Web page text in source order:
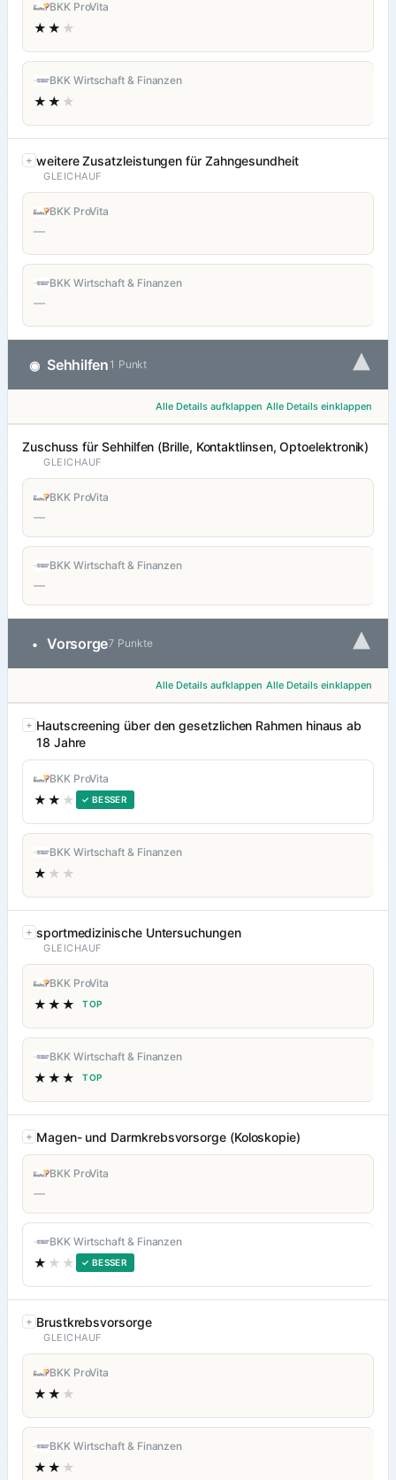
BKK ProVita
★★ ★
BKK Wirtschaft & Finanzen
★★ ★
weitere Zusatzleistungen für Zahngesundheit
GLEICHAUF
BKK ProVita
—
BKK Wirtschaft & Finanzen
—
◉ Sehhilfen 1 Punkt ▾
Alle Details aufklappen Alle Details einklappen
Zuschuss für Sehhilfen (Brille, Kontaktlinsen, Optoelektronik)
GLEICHAUF
BKK ProVita
—
BKK Wirtschaft & Finanzen
—
• Vorsorge7 Punkte ▾
Alle Details aufklappen Alle Details einklappen
Hautscreening über den gesetzlichen Rahmen hinaus ab
18 Jahre
BKK ProVita
★★ ★ ✓ BESSER
BKK Wirtschaft & Finanzen
★ ★★
sportmedizinische Untersuchungen
GLEICHAUF
BKK ProVita
★★★ TOP
BKK Wirtschaft & Finanzen
★★★ TOP
Magen- und Darmkrebsvorsorge (Koloskopie)
BKK ProVita
—
BKK Wirtschaft & Finanzen
★ ★★ ✓ BESSER
Brustkrebsvorsorge
GLEICHAUF
BKK ProVita
★★ ★
BKK Wirtschaft & Finanzen
★★ ★